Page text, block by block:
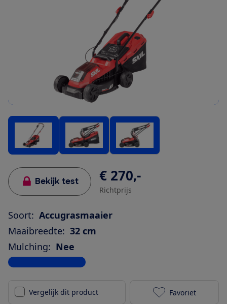
Bekijk test € 270,-
Richtprijs
Soort: Accugrasmaaier
Maaibreedte: 32 cm
Mulching: Nee
Bekijk alle specificaties
Vergelijk dit product Skil GM1E
Favoriet